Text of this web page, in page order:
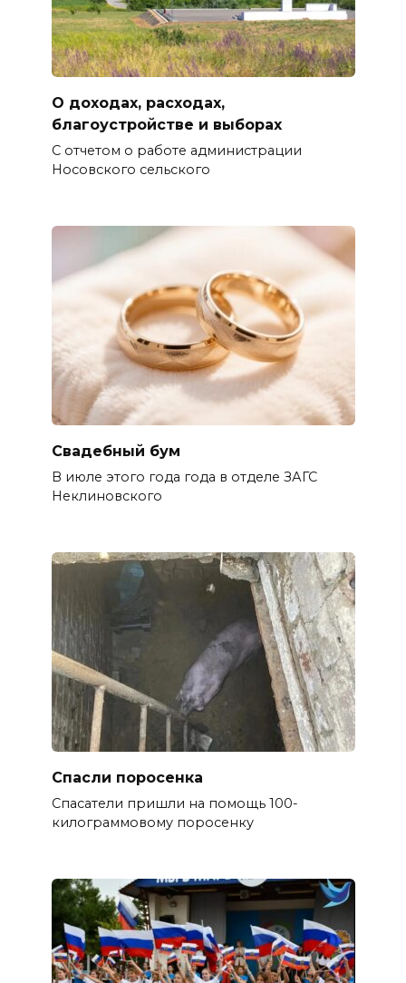
О доходах, расходах,
благоустройстве и выборах
С отчетом о работе администрации
Носовского сельского
Свадебный бум
В июле этого года года в отделе ЗАГС
Неклиновского
Спасли поросенка
Спасатели пришли на помощь 100-
килограммовому поросенку